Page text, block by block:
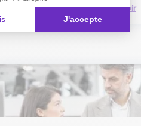
Tout savoir
J'accepte